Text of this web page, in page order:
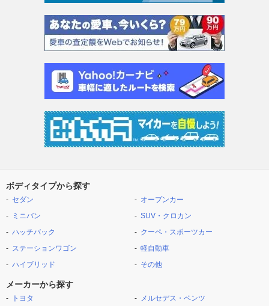
ボディタイプから探す
セダン
ミニバン
ハッチバック
ステーションワゴン
ハイブリッド
オープンカー
SUV・クロカン
クーペ・スポーツカー
軽自動車
その他
メーカーから探す
トヨタ
メルセデス・ベンツ